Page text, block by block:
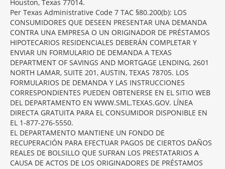
Houston, Texas 77014.
Per Texas Administrative Code 7 TAC §80.200(b): LOS
CONSUMIDORES QUE DESEEN PRESENTAR UNA DEMANDA
CONTRA UNA EMPRESA O UN ORIGINADOR DE PRÉSTAMOS
HIPOTECARIOS RESIDENCIALES DEBERÁN COMPLETAR Y
ENVIAR UN FORMULARIO DE DEMANDA A TEXAS
DEPARTMENT OF SAVINGS AND MORTGAGE LENDING, 2601
NORTH LAMAR, SUITE 201, AUSTIN, TEXAS 78705. LOS
FORMULARIOS DE DEMANDA Y LAS INSTRUCCIONES
CORRESPONDIENTES PUEDEN OBTENERSE EN EL SITIO WEB
DEL DEPARTAMENTO EN WWW.SML.TEXAS.GOV. LÍNEA
DIRECTA GRATUITA PARA EL CONSUMIDOR DISPONIBLE EN
EL 1-877-276-5550.
EL DEPARTAMENTO MANTIENE UN FONDO DE
RECUPERACIÓN PARA EFECTUAR PAGOS DE CIERTOS DAÑOS
REALES DE BOLSILLO QUE SUFRAN LOS PRESTATARIOS A
CAUSA DE ACTOS DE LOS ORIGINADORES DE PRÉSTAMOS